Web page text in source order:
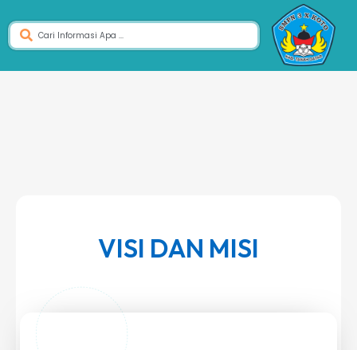
VISI DAN MISI